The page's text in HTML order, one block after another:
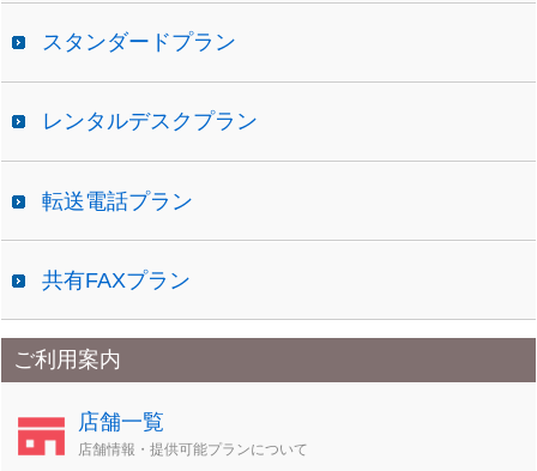
スタンダードプラン
レンタルデスクプラン
転送電話プラン
共有FAXプラン
ご利用案内
店舗一覧
店舗情報・提供可能プランについて